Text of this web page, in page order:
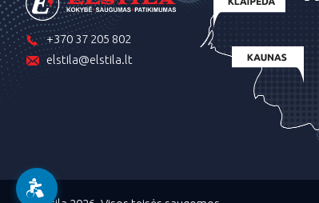
+370 37 205 802
elstila@elstila.lt